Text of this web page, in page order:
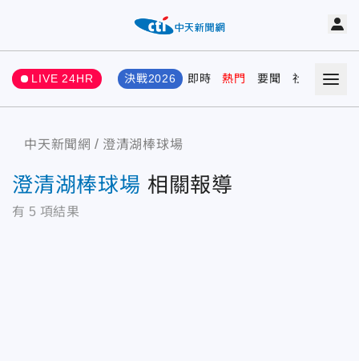
LIVE 24HR 決戰2026 即時 熱門 要聞 社會 娛樂
中天新聞網 澄清湖棒球場
澄清湖棒球場 相關報導
有 5 項結果